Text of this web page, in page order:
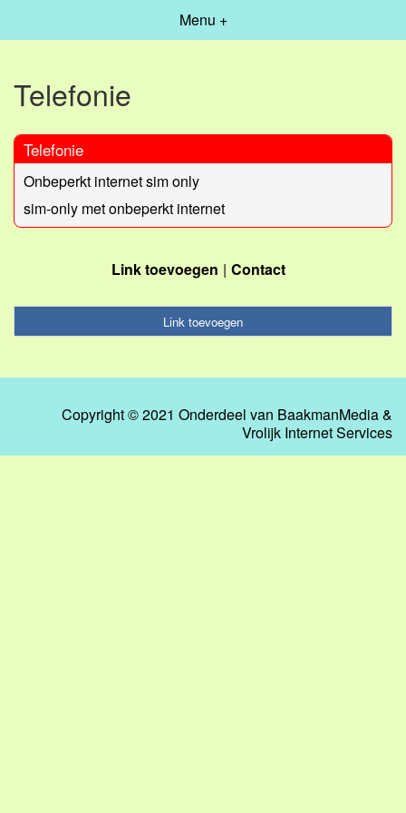
Menu +
Telefonie
Telefonie
Onbeperkt internet sim only
sim-only met onbeperkt internet
Link toevoegen Contact
Link toevoegen
Copyright © 2021 Onderdeel van BaakmanMedia&
Vrolijk Internet Services